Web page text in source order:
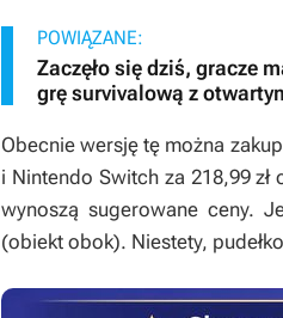
POWIĄZANE:
Zaczęło się dziś, gracze
grę survivalową z
Obecnie wersję tę można
i Nintendo Switch za 218,99 zł
wynoszą sugerowane ceny.
(obiekt obok). Niestety,